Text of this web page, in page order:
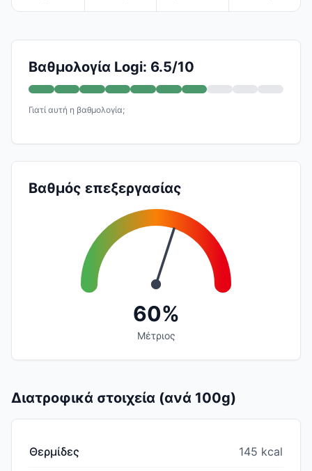
Βαθμολογία Logi: 6.5/10
Γιατί αυτή η βαθμολογία;
Βαθμός επεξεργασίας
60%
Μέτριος
Διατροφικά στοιχεία (ανά 100g)
Θερμίδες 145 kcal